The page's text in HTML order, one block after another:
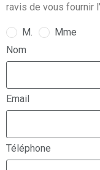
ravis de vous fournir
M.
Mme
Nom
Email
Téléphone